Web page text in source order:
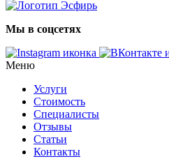
Мы в соцсетях
Меню
Услуги
Стоимость
Специалисты
Отзывы
Статьи
Контакты